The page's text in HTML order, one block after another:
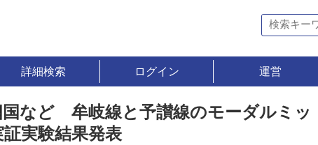
詳細検索 ログイン 運営
国など 牟岐線と予讃線のモーダルミッ
実験結果発表